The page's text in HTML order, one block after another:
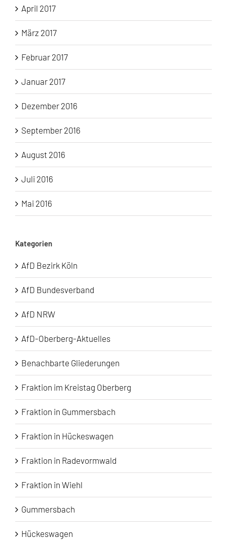
April 2017
März 2017
Februar 2017
Januar 2017
Dezember 2016
September 2016
August 2016
Juli 2016
Mai 2016
Kategorien
AfD Bezirk Köln
AfD Bundesverband
AfD NRW
AfD-Oberberg-Aktuelles
Benachbarte Gliederungen
Fraktion im Kreistag Oberberg
Fraktion in Gummersbach
Fraktion in Hückeswagen
Fraktion in Radevormwald
Fraktion in Wiehl
Gummersbach
Hückeswagen